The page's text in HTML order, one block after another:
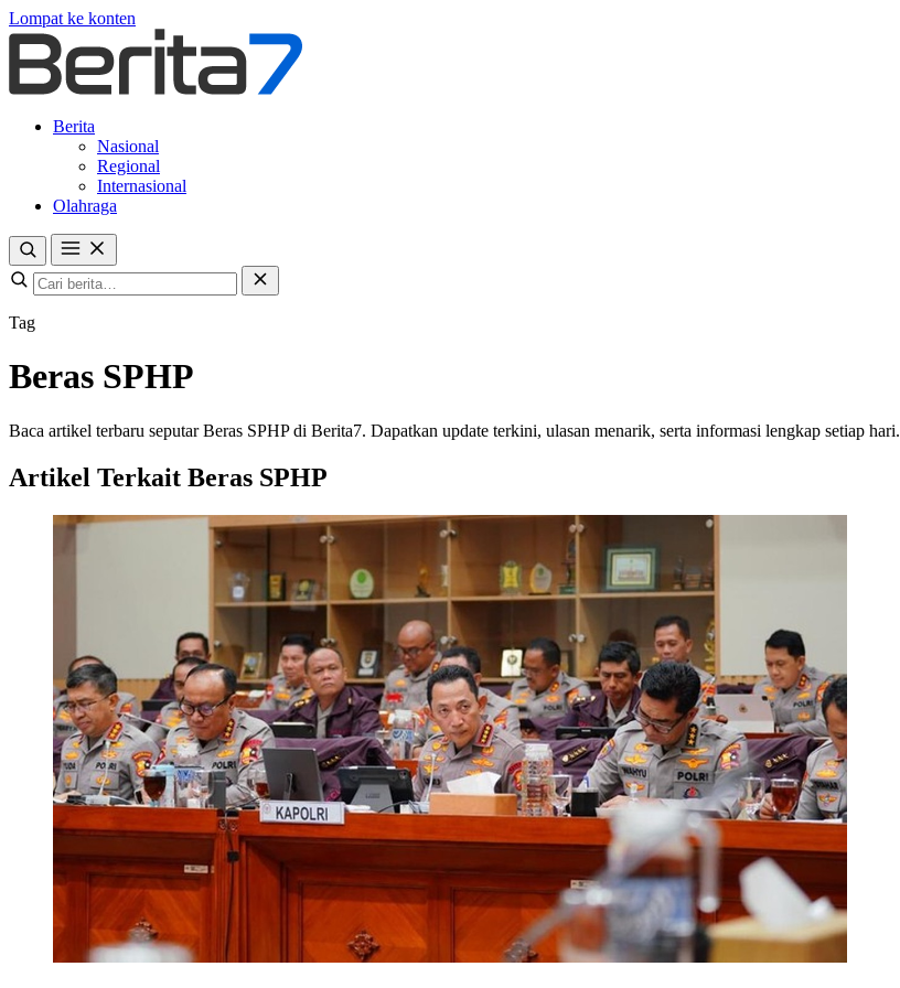
Lompat ke konten
Berita
Nasional
Regional
Internasional
Olahraga
Tag
Beras SPHP
Baca artikel terbaru seputar Beras SPHP di Berita7. Dapatkan update terkini, ulasan menarik, serta informasi lengkap setiap hari.
Artikel Terkait Beras SPHP